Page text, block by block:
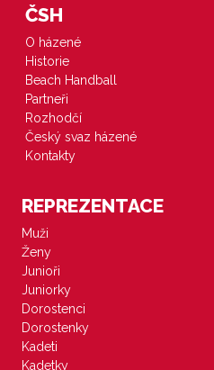
ČSH
O házené
Historie
Beach Handball
Partneři
Rozhodčí
Český svaz házené
Kontakty
REPREZENTACE
Muži
Ženy
Junioři
Juniorky
Dorostenci
Dorostenky
Kadeti
Kadetky